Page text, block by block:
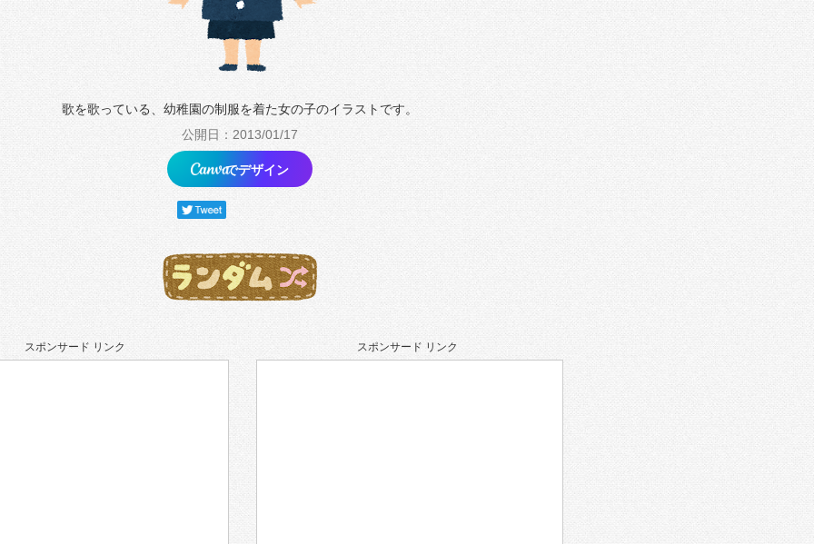
歌を歌っている、幼稚園の制服を着た女の子のイラストです。
公開日：2013/01/17
でデザイン
スポンサード リンク スポンサード リンク